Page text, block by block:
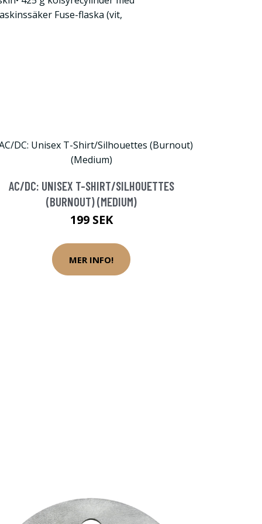
Fuse-flaska (vit,
AC/DC: UNISEX T-SHIRT/SILHOUETTES
(BURNOUT) (MEDIUM)
199 SEK
MER INFO!